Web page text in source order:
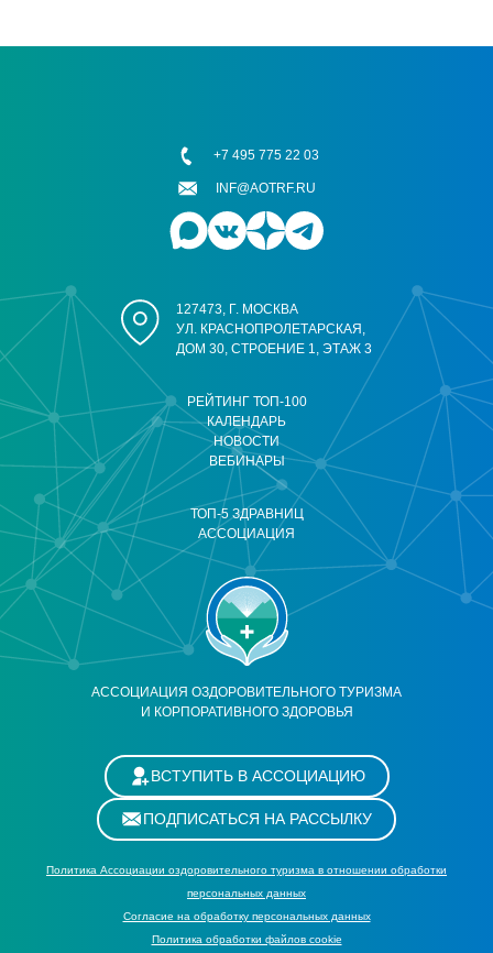
АССОЦИАЦИЯ ОЗДОРОВИТЕЛЬНОГО ТУРИЗМА
И КОРПОРАТИВНОГО ЗДОРОВЬЯ
РЕЙТИНГ ТОП-100
КАЛЕНДАРЬ
НОВОСТИ
ВЕБИНАРЫ
ТОП-5 ЗДРАВНИЦ
АССОЦИАЦИЯ
127473, Г. МОСКВА
УЛ. КРАСНОПРОЛЕТАРСКАЯ,
ДОМ 30, СТРОЕНИЕ 1, ЭТАЖ 3
+7 495 775 22 03
INF@AOTRF.RU
ВСТУПИТЬ В АССОЦИАЦИЮ
ПОДПИСАТЬСЯ НА РАССЫЛКУ
Политика Ассоциации оздоровительного туризма в отношении обработки
персональных данных
Cогласие на обработку персональных данных
Политика обработки файлов cookie